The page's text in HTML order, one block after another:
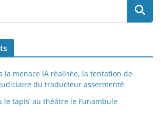
la menace IA réalisée, la tentation de
du traducteur assermenté
le tapis’ au théâtre le Funambule